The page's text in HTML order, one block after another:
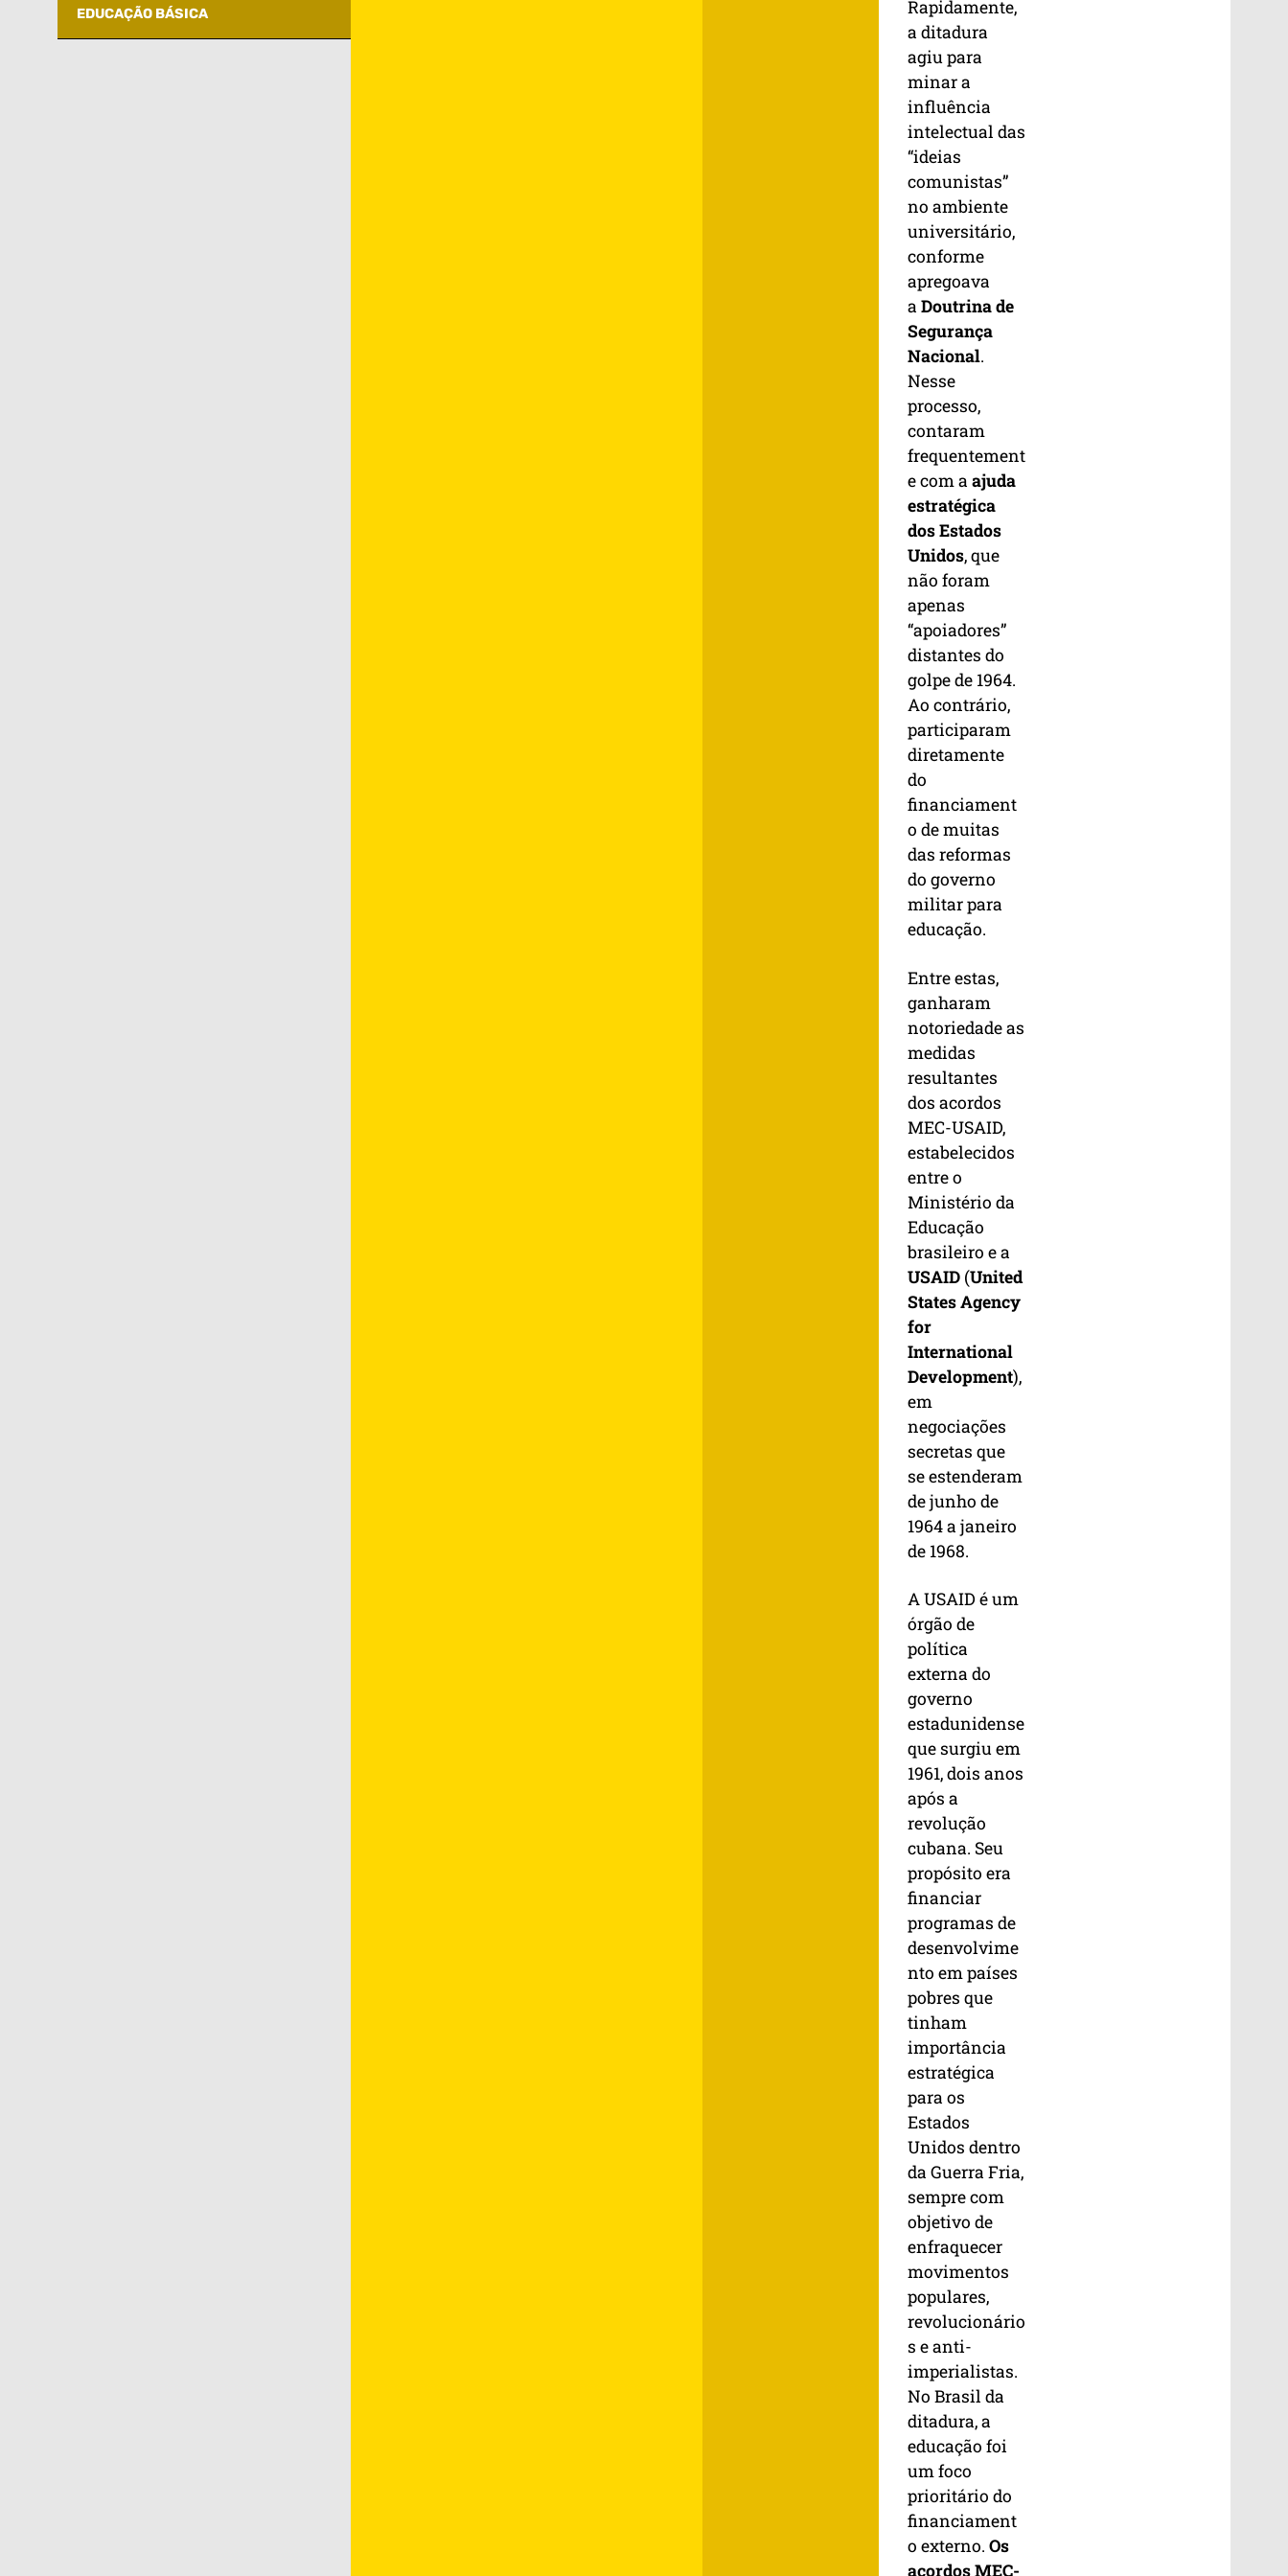
EDUCAÇÃO BÁSICA
Rapidamente,
a ditadura
agiu para
minar a
influência
intelectual das
“ideias
comunistas”
no ambiente
universitário,
conforme
apregoava
a Doutrina de
Segurança
Nacional.
Nesse
processo,
contaram
frequentement
e com a ajuda
estratégica
dos Estados
Unidos, que
não foram
apenas
“apoiadores”
distantes do
golpe de 1964.
Ao contrário,
participaram
diretamente
do
financiament
o de muitas
das reformas
do governo
militar para
educação.
Entre estas,
ganharam
notoriedade as
medidas
resultantes
dos acordos
MEC-USAID,
estabelecidos
entre o
Ministério da
Educação
brasileiro e a
USAID(United
States Agency
for
International
Development),
em
negociações
secretas que
se estenderam
de junho de
1964 a janeiro
de 1968.
A USAID é um
órgão de
política
externa do
governo
estadunidense
que surgiu em
1961, dois anos
após a
revolução
cubana. Seu
propósito era
financiar
programas de
desenvolvime
nto em países
pobres que
tinham
importância
estratégica
para os
Estados
Unidos dentro
da Guerra Fria,
sempre com
objetivo de
enfraquecer
movimentos
populares,
revolucionário
s e anti-
imperialistas.
No Brasil da
ditadura, a
educação foi
um foco
prioritário do
financiament
o externo. Os
acordos MEC-